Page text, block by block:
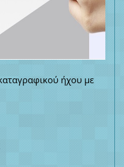
ήχου με